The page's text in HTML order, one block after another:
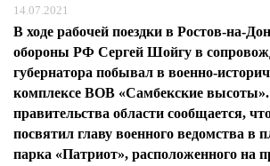
14.07.2021
В ходе рабочей поездки в Ростов-на-
обороны РФ Сергей Шойгу в
губернатора побывал в военно-
комплексе ВОВ «Самбекские высоты».
правительства области сообщается,
посвятил главу военного ведомства в
парка «Патриот», расположенного на